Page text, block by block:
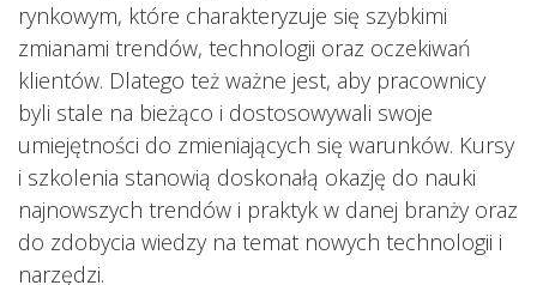
rynkowym, które charakteryzuje się szybkimi
zmianami trendów, technologii oraz oczekiwań
klientów. Dlatego też ważne jest, aby pracownicy
byli stale na bieżąco i dostosowywali swoje
umiejętności do zmieniających się warunków. Kursy
i szkolenia stanowią doskonałą okazję do nauki
najnowszych trendów i praktyk w danej branży oraz
do zdobycia wiedzy na temat nowych technologii i
narzędzi.